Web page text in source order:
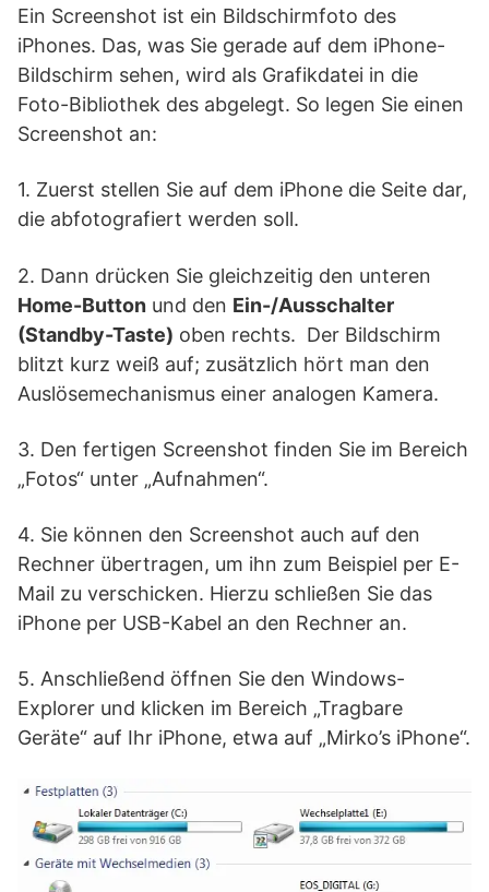
Ein Screenshot ist ein Bildschirmfoto des
iPhones. Das, was Sie gerade auf dem iPhone-
Bildschirm sehen, wird als Grafikdatei in die
Foto-Bibliothek des abgelegt. So legen Sie einen
Screenshot an:
1. Zuerst stellen Sie auf dem iPhone die Seite dar,
die abfotografiert werden soll.
2. Dann drücken Sie gleichzeitig den unteren
Home-Button und den Ein-/Ausschalter
(Standby-Taste) oben rechts. Der Bildschirm
blitzt kurz weiß auf; zusätzlich hört man den
Auslösemechanismus einer analogen Kamera.
3. Den fertigen Screenshot finden Sie im Bereich
„Fotos“ unter „Aufnahmen“.
4. Sie können den Screenshot auch auf den
Rechner übertragen, um ihn zum Beispiel per E-
Mail zu verschicken. Hierzu schließen Sie das
iPhone per USB-Kabel an den Rechner an.
5. Anschließend öffnen Sie den Windows-
Explorer und klicken im Bereich „Tragbare
Geräte“ auf Ihr iPhone, etwa auf „Mirko’s iPhone“.